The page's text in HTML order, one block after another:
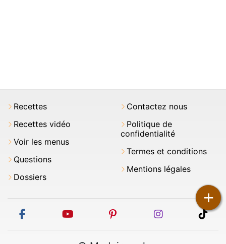
+
Recettes
Recettes vidéo
Voir les menus
Questions
Dossiers
Contactez nous
Politique de
confidentialité
Termes et conditions
Mentions légales
facebook youtube pinterest instagram